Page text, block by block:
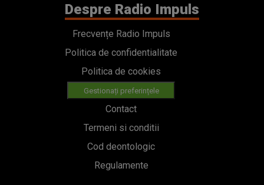
Despre Radio Impuls
Frecvențe Radio Impuls
Politica de confidentialitate
Politica de cookies
Gestionați preferințele
Contact
Termeni si conditii
Cod deontologic
Regulamente